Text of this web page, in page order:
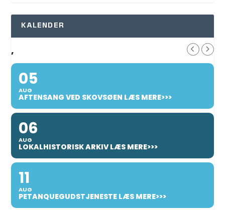
KALENDER
,
05
AUG
AFTENSANG VED SKOVSØEN LÆS MERE>>>
06
AUG
LOKALHISTORISK ARKIV LÆS MERE>>>
11
AUG
PETANQUEGUDSTJENESTE LÆS MERE>>>